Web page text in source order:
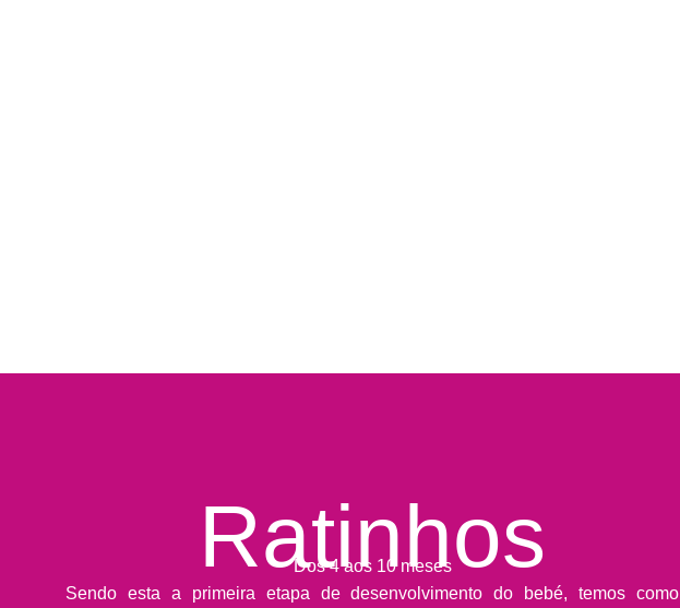
Ratinhos
Dos 4 aos 10 meses
Sendo esta a primeira etapa de desenvolvimento do bebé, temos como